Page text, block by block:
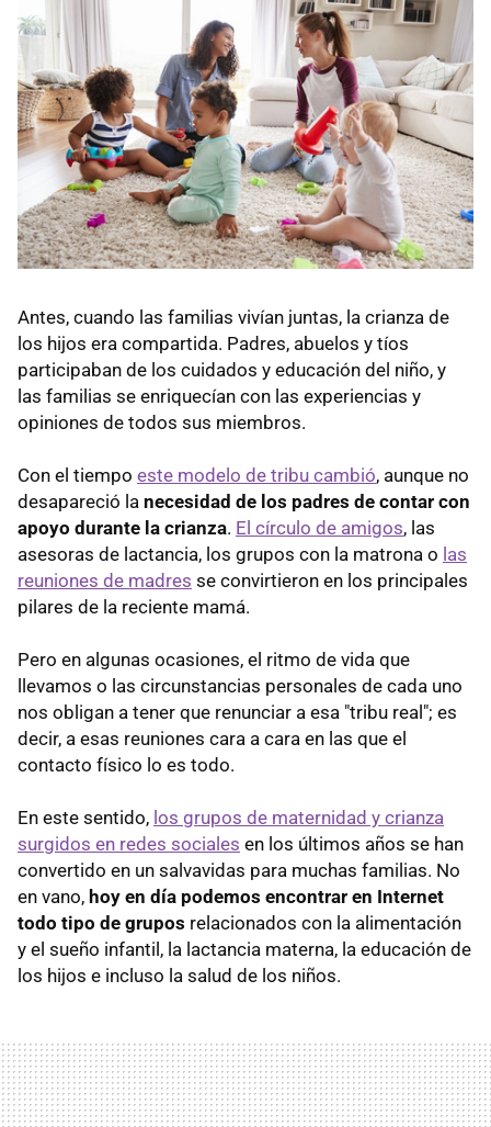
Antes, cuando las familias vivían juntas, la crianza de
los hijos era compartida. Padres, abuelos y tíos
participaban de los cuidados y educación del niño, y
las familias se enriquecían con las experiencias y
opiniones de todos sus miembros.
Con el tiempo este modelo de tribu cambió, aunque no
desapareció la necesidad de los padres de contar con
apoyo durante la crianza. El círculo de amigos, las
asesoras de lactancia, los grupos con la matrona o las
reuniones de madres se convirtieron en los principales
pilares de la reciente mamá.
Pero en algunas ocasiones, el ritmo de vida que
llevamos o las circunstancias personales de cada uno
nos obligan a tener que renunciar a esa "tribu real"; es
decir, a esas reuniones cara a cara en las que el
contacto físico lo es todo.
En este sentido, los grupos de maternidad y crianza
surgidos en redes sociales en los últimos años se han
convertido en un salvavidas para muchas familias. No
en vano, hoy en día podemos encontrar en Internet
todo tipo de grupos relacionados con la alimentación
y el sueño infantil, la lactancia materna, la educación de
los hijos e incluso la salud de los niños.